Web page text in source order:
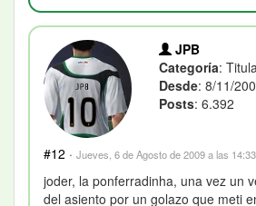
JPB
Categoría:
Desde: 8/11/
Posts: 6.392
#12 · Jueves, 6 de Agosto de 2009 a las 14:33
joder, la ponferradinha, una vez un
del asiento por un golazo que meti